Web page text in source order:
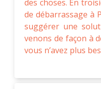
des choses. En
de débarrassage à
suggérer une
venons de façon à
vous n’avez plus